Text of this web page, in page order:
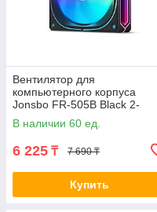
Вентилятор для
компьютерного корпуса
Jonsbo FR-505B Black 2-
021787
В наличии 60 ед.
6 225 ₸ 7 690 ₸
Купить